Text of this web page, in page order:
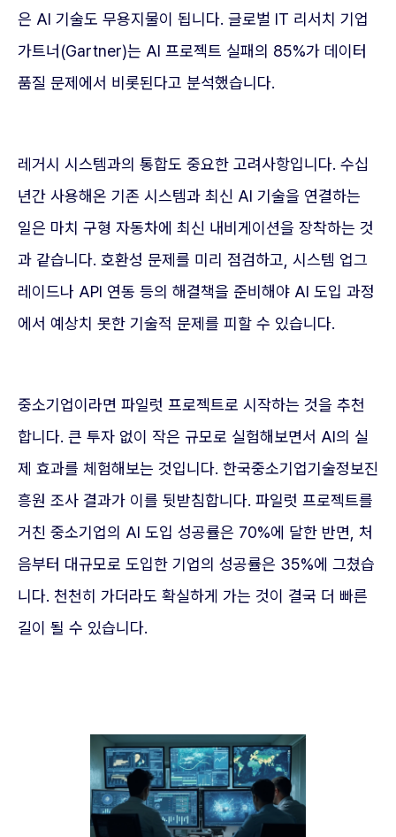
은 AI 기술도 무용지물이 됩니다. 글로벌 IT 리서치 기업
가트너(Gartner)는 AI 프로젝트 실패의 85%가 데이터
품질 문제에서 비롯된다고 분석했습니다.
레거시 시스템과의 통합도 중요한 고려사항입니다. 수십
년간 사용해온 기존 시스템과 최신 AI 기술을 연결하는
일은 마치 구형 자동차에 최신 내비게이션을 장착하는 것
과 같습니다. 호환성 문제를 미리 점검하고, 시스템 업그
레이드나 API 연동 등의 해결책을 준비해야 AI 도입 과정
에서 예상치 못한 기술적 문제를 피할 수 있습니다.
중소기업이라면 파일럿 프로젝트로 시작하는 것을 추천
합니다. 큰 투자 없이 작은 규모로 실험해보면서 AI의 실
제 효과를 체험해보는 것입니다. 한국중소기업기술정보진
흥원 조사 결과가 이를 뒷받침합니다. 파일럿 프로젝트를
거친 중소기업의 AI 도입 성공률은 70%에 달한 반면, 처
음부터 대규모로 도입한 기업의 성공률은 35%에 그쳤습
니다. 천천히 가더라도 확실하게 가는 것이 결국 더 빠른
길이 될 수 있습니다.